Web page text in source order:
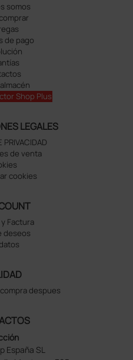
somos
de pago
Shop Plus
LEGALES
PRIVACIDAD
de venta
cookies
Factura
deseos
despues
España SL